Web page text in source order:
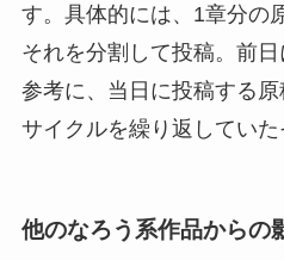
す。具体的には、1章分の
それを分割して投稿。前
参考に、当日に投稿する
サイクルを繰り返していた
他のなろう系作品からの